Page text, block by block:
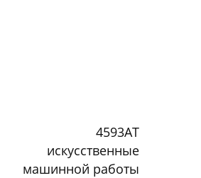
4593AT
искусственные
машинной работы